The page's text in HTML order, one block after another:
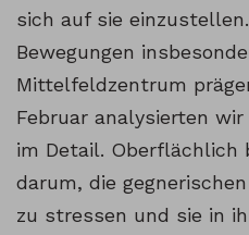
sich auf sie
Bewegungen
Mittelfeldzentrum
Februar analysierten wir
im Detail. Oberflächlich
darum, die
zu stressen und sie in